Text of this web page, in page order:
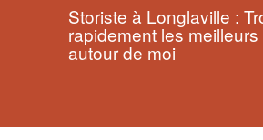
Storiste à Longlaville :
rapidement les
autour de moi